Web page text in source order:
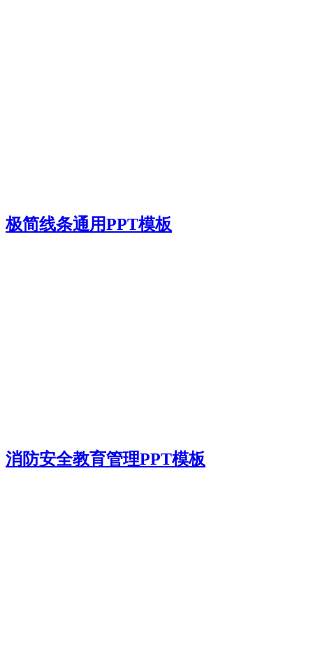
极简线条通用PPT模板
消防安全教育管理PPT模板